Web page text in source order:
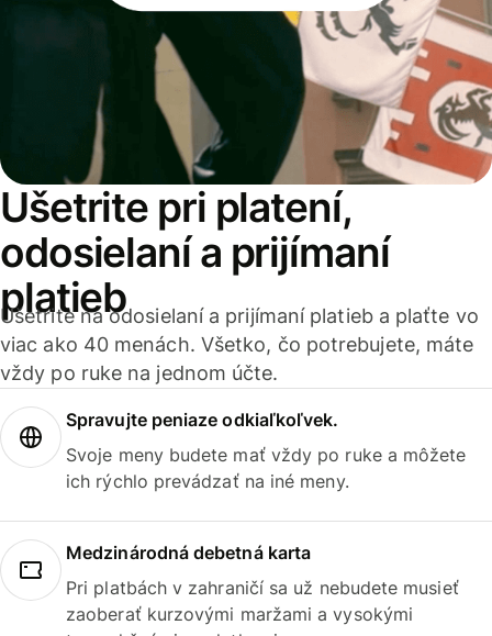
Ušetrite pri platení,
odosielaní a prijímaní
platieb
Ušetrite na odosielaní a prijímaní platieb a plaťte vo
viac ako 40 menách. Všetko, čo potrebujete, máte
vždy po ruke na jednom účte.
Spravujte peniaze odkiaľkoľvek.
Svoje meny budete mať vždy po ruke a môžete
ich rýchlo prevádzať na iné meny.
Medzinárodná debetná karta
Pri platbách v zahraničí sa už nebudete musieť
zaoberať kurzovými maržami a vysokými